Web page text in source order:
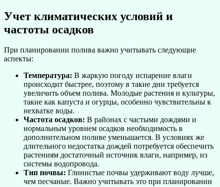
Учет климатических условий и
частоты осадков
При планировании полива важно учитывать следующие
аспекты:
Температура: В жаркую погоду испарение влаги
происходит быстрее, поэтому в такие дни требуется
увеличить объем полива. Молодые растения и культуры,
такие как капуста и огурцы, особенно чувствительны к
нехватке воды.
Частота осадков: В районах с частыми дождями и
нормальным уровнем осадков необходимость в
дополнительном поливе уменьшается. В условиях же
длительного недостатка дождей потребуется обеспечить
растениям достаточный источник влаги, например, из
системы водопровода.
Тип почвы: Глинистые почвы удерживают воду лучше,
чем песчаные. Важно учитывать это при планировании